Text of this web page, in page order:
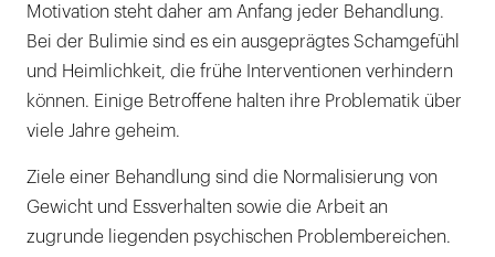
Motivation steht daher am Anfang jeder Behandlung.
Bei der Bulimie sind es ein ausgeprägtes Schamgefühl
und Heimlichkeit, die frühe Interventionen verhindern
können. Einige Betroffene halten ihre Problematik über
viele Jahre geheim.
Ziele einer Behandlung sind die Normalisierung von
Gewicht und Essverhalten sowie die Arbeit an
zugrunde liegenden psychischen Problembereichen.